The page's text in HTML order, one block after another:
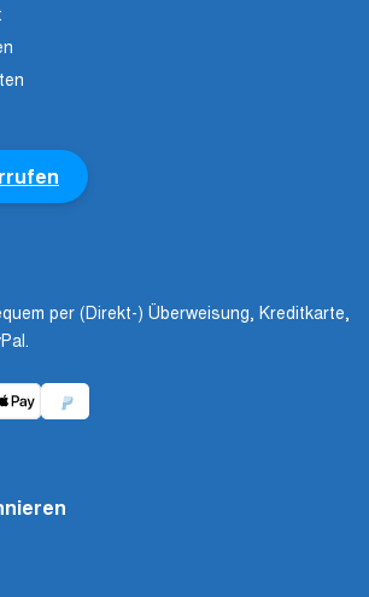
per (Direkt-) Überweisung, Kreditkarte,